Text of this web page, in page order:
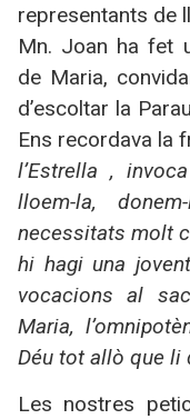
representants de
Mn. Joan ha fet
de Maria,
d’escoltar la
Ens recordava la
l’Estrella ,
lloem-la,
necessitats molt
hi hagi una
vocacions al
Maria,
Déu tot allò que li
Les nostres